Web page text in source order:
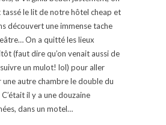
tassé le lit de notre hôtel cheap et
découvert une immense tache
On a quitté les lieux
(faut dire qu’on venait aussi de
un mulot! lol) pour aller
une autre chambre le double du
il y a une douzaine
dans un motel…